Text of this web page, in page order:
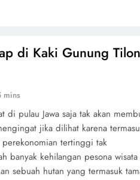
di Kaki Gunung
mins
di pulau Jawa saja tak akan
jika dilihat karena
tertinggi tak
banyak kehilangan pesona wisata
sebuah hutan yang termasuk